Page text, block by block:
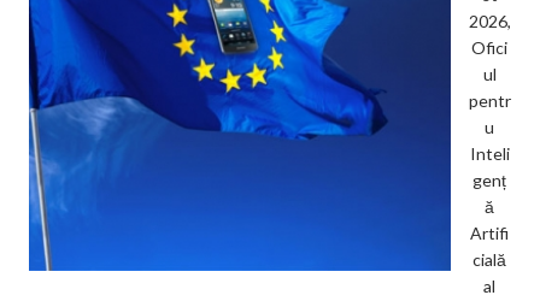
2026,
Ofici
ul
pentr
u
Inteli
genț
ă
Artifi
cială
al